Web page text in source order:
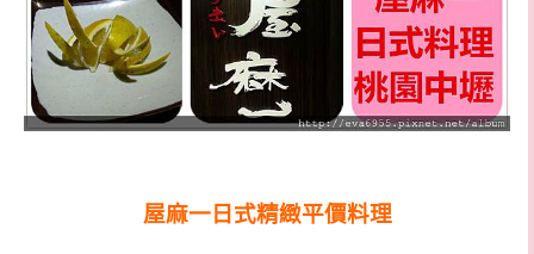
屋麻一日式精緻平價料理